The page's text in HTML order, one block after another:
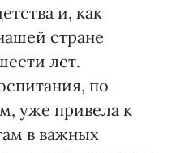
и, как
стране
лет.
по
уже привела к
в важных